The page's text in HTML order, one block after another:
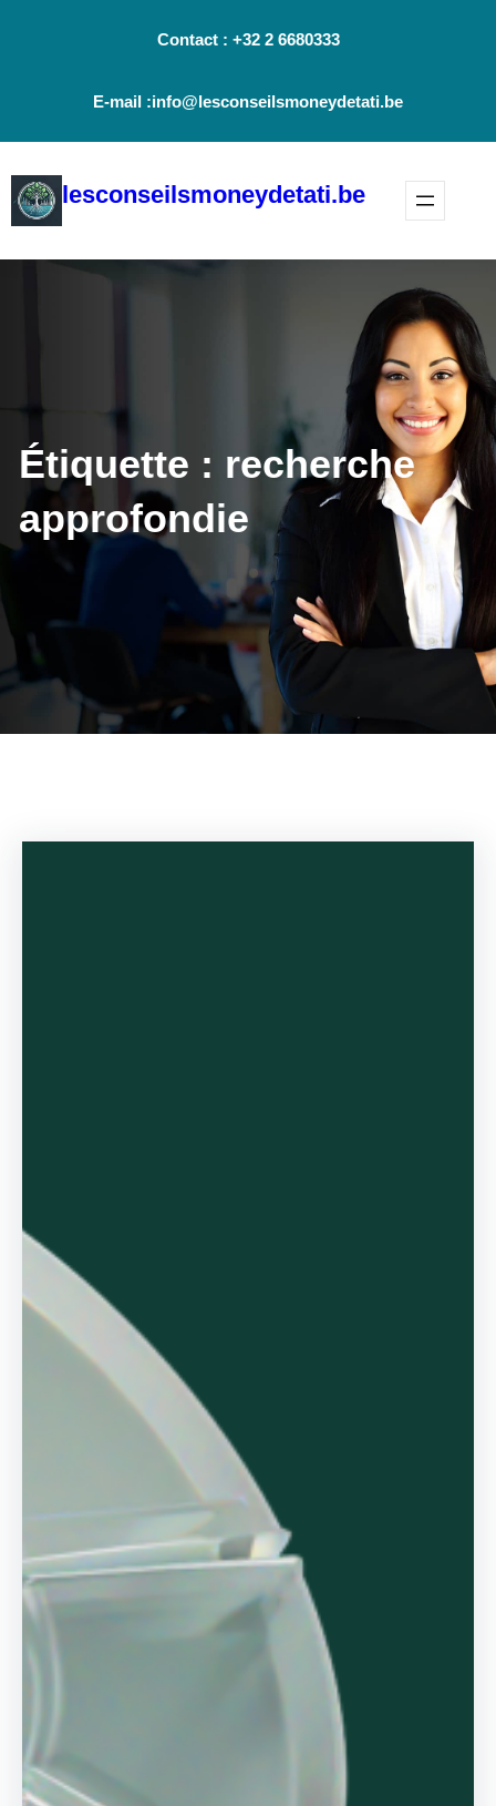
Contact : +32 2 6680333
E-mail :info@lesconseilsmoneydetati.be
lesconseilsmoneydetati.be
Étiquette : recherche
approfondie